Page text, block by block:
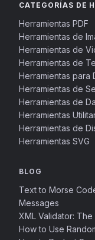
CATEGORÍAS DE
Herramientas PDF
Herramientas de
Herramientas de
Herramientas de
Herramientas para
Herramientas de
Herramientas de
Herramientas
Herramientas de
Herramientas SVG
BLOG
Text to Morse
Messages
XML Validator:
How to Use